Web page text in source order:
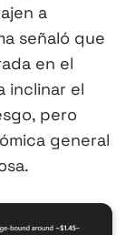
a
señaló que
en el
inclinar el
pero
general